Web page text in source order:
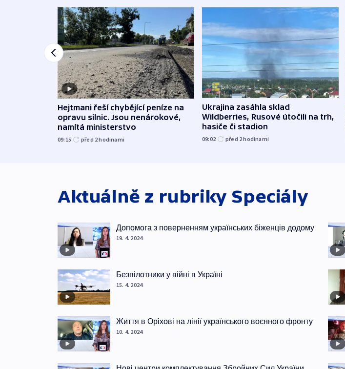
Hejtmani řeší chybějící peníze na
opravu silnic. Jsou nenárokové,
namítá ministerstvo
09:15 před 2hodinami
Ukrajina zasáhla sklad
Wildberries, Rusové útočili na trh,
hasiče či stadion
09:02 před 2hodinami
Aktuálně z rubriky Speciály
Допомога з поверненням українських біженців додому
19. 4. 2024
Безпілотники у війні в Україні
15. 4. 2024
Життя в Оріхові на лінії українського воєнного фронту
10. 4. 2024